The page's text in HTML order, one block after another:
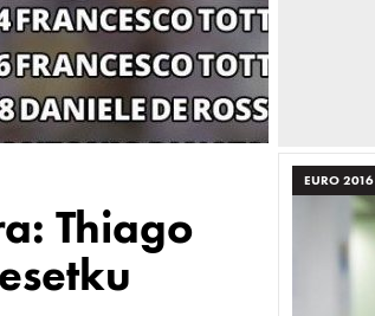
Thiago
EURO 2016